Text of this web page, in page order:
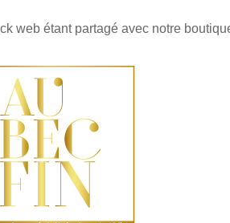
web étant partagé avec notre